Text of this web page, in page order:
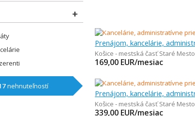
nehnuteľností
Košice - mestská časť Staré Mesto
169,00 EUR/mesiac
Košice - mestská časť Staré Mesto
339,00 EUR/mesiac